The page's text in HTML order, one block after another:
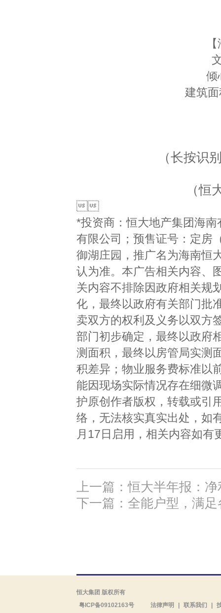
倾
建筑
（长按识
（恒
*投资商：恒大地产集团海
有限公司；预售证号：定房
御湖庄园，推广名为海南恒
认为准。本广告相关内容、
关内容不排除因政府相关规
化，最终以政府有关部门批
卖双方的权利及义务以双方
部门初步确定，最终以政府
测面积，最终以房管局实测
积差异；物业服务费标准以
能因现场实际情况存在细微
护原创作者版权，转载或引
络，无法核实真实出处，如
月17日启用，相关内容如有
上一篇：恒大半年报：
下一篇：全能户型，满
恒大集团 版权所有
粤ICP备09102163号
法律声明 联系我们